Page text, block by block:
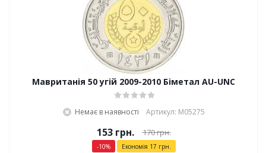
Мавританія 50 угій 2009-2010 Біметал AU-UNC
Немає в наявності Артикул: М05275
153грн. 170грн.
-10% Економія 17 грн.